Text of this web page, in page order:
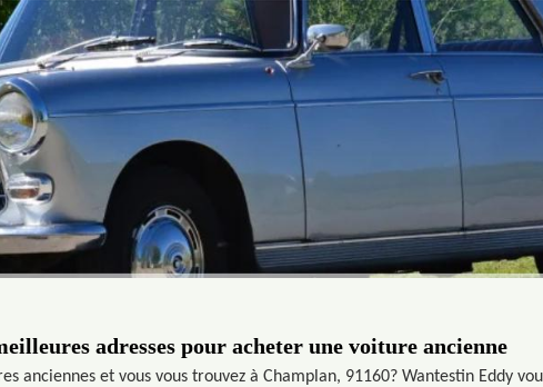
adresses pour acheter une voiture ancienne
anciennes et vous vous trouvez à Champlan, 91160? Wantestin Eddy